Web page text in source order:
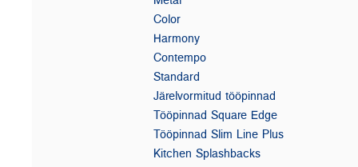
Color
Harmony
Contempo
Standard
Järelvormitud tööpinnad
Tööpinnad Square Edge
Tööpinnad Slim Line Plus
Kitchen Splashbacks